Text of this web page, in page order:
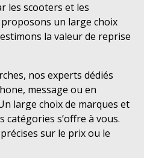
les scooters et les
un large choix
estimons la valeur de reprise
nos experts dédiés
message ou en
large choix de marques et
catégories s’offre à vous.
sur le prix ou le